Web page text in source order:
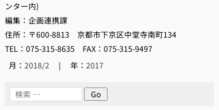
ンター内)
編集：企画連携課
住所：〒600-8813 京都市下京区中堂寺南町134
TEL：075-315-8635 FAX：075-315-9497
月： 2018/2 | 年：2017